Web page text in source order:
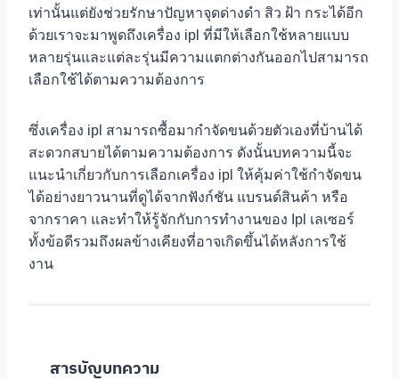
เท่านั้นแต่ยังช่วยรักษาปัญหาจุดด่างดำ สิว ฝ้า กระได้อีก
ด้วยเราจะมาพูดถึงเครื่อง ipl ที่มีให้เลือกใช้หลายแบบ
หลายรุ่นและแต่ละรุ่นมีความแตกต่างกันออกไปสามารถ
เลือกใช้ได้ตามความต้องการ
ซึ่งเครื่อง ipl สามารถซื้อมากำจัดขนด้วยตัวเองที่บ้านได้
สะดวกสบายได้ตามความต้องการ ดังนั้นบทความนี้จะ
แนะนำเกี่ยวกับการเลือกเครื่อง ipl ให้คุ้มค่าใช้กำจัดขน
ได้อย่างยาวนานที่ดูได้จากฟังก์ชัน แบรนด์สินค้า หรือ
จากราคา และทำให้รู้จักกับการทำงานของ Ipl เลเซอร์
ทั้งข้อดีรวมถึงผลข้างเคียงที่อาจเกิดขึ้นได้หลังการใช้
งาน
สารบัญบทความ